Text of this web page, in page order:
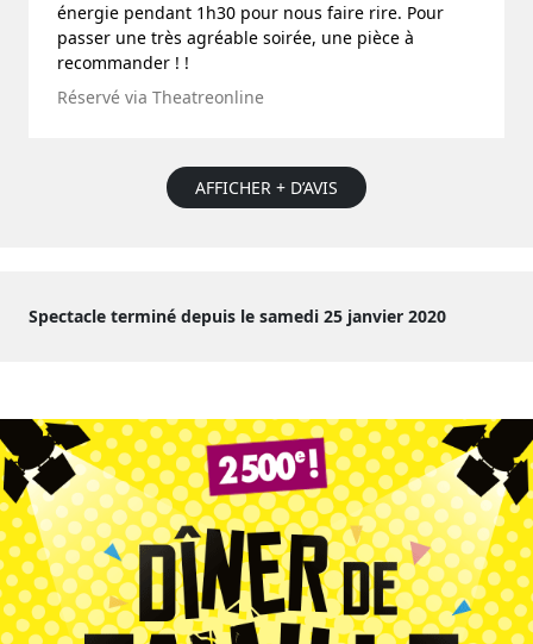
énergie pendant 1h30 pour nous faire rire. Pour
passer une très agréable soirée, une pièce à
recommander ! !
Réservé via Theatreonline
AFFICHER + D’AVIS
Spectacle terminé depuis le samedi 25 janvier 2020